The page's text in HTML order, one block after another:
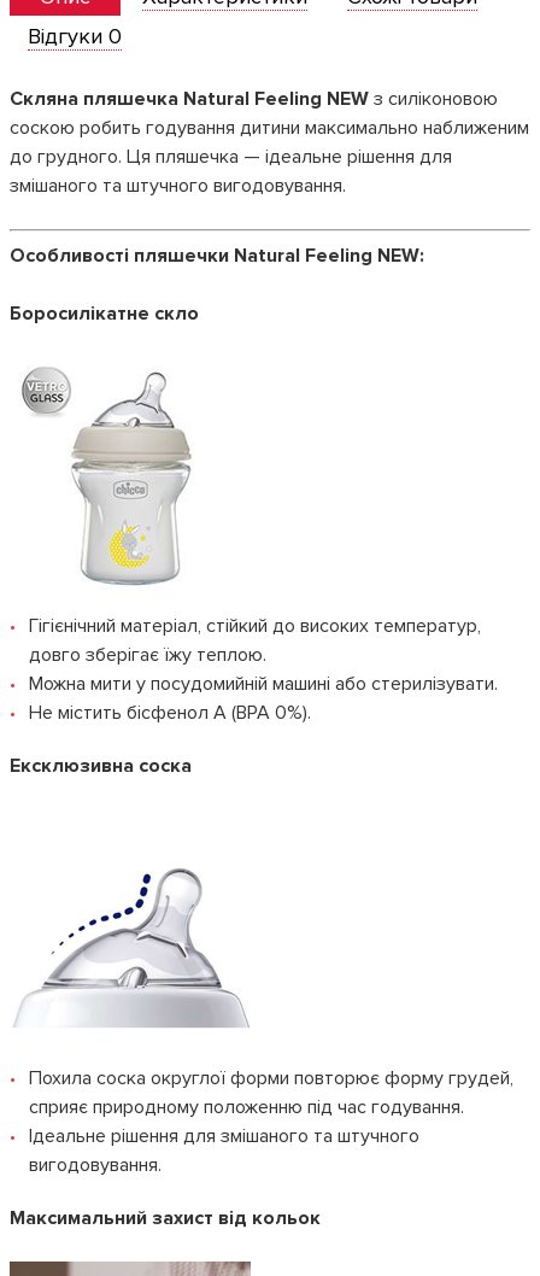
Відгуки 0
Скляна пляшечка Natural Feeling NEW з силіконовою
соскою робить годування дитини максимально наближеним
до грудного. Ця пляшечка — ідеальне рішення для
змішаного та штучного вигодовування.
Особливості пляшечки Natural Feeling NEW:
Боросилікатне скло
Гігієнічний матеріал, стійкий до високих температур,
довго зберігає їжу теплою.
Можна мити у посудомийній машині або стерилізувати.
Не містить бісфенол А (BPA 0%).
Ексклюзивна соска
Похила соска округлої форми повторює форму грудей,
сприяє природному положенню під час годування.
Ідеальне рішення для змішаного та штучного
вигодовування.
Максимальний захист від кольок